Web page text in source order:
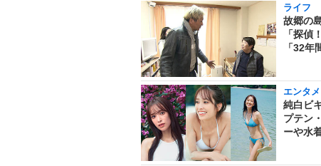
ライフ
故郷の
「探偵
「32年
エンタメ
純白ビ
プテン
ーや水